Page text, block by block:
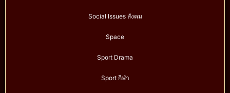
Social Issues สังคม
Space
Sport Drama
Sport กีฬา